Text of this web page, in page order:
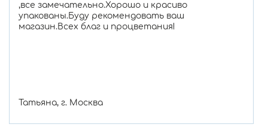
,все замечательно.Хорошо и красиво
упакованы.Буду рекомендовать ваш
магазин.Всех благ и процветания!
Татьяна, г. Москва